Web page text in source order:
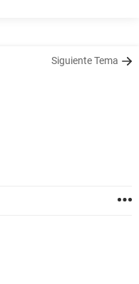
Siguiente Tema